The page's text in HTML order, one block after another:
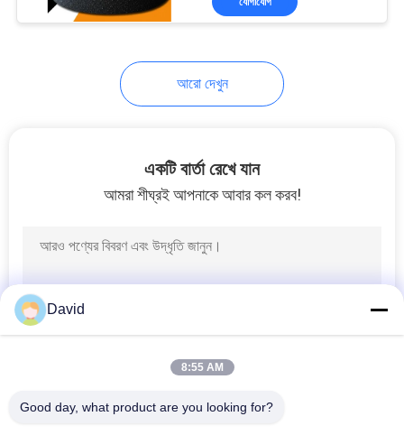
আরো দেখুন
একটি বার্তা রেখে যান
আমরা শীঘ্রই আপনাকে আবার কল করব!
David
8:55 AM
Good day, what product are you looking for?